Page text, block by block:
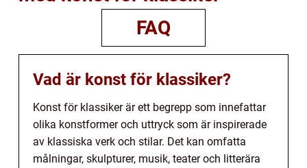
FAQ
Vad är konst för klassiker?
Konst för klassiker är ett begrepp som innefattar
olika konstformer och uttryck som är inspirerade
av klassiska verk och stilar. Det kan omfatta
målningar, skulpturer, musik, teater och litterära